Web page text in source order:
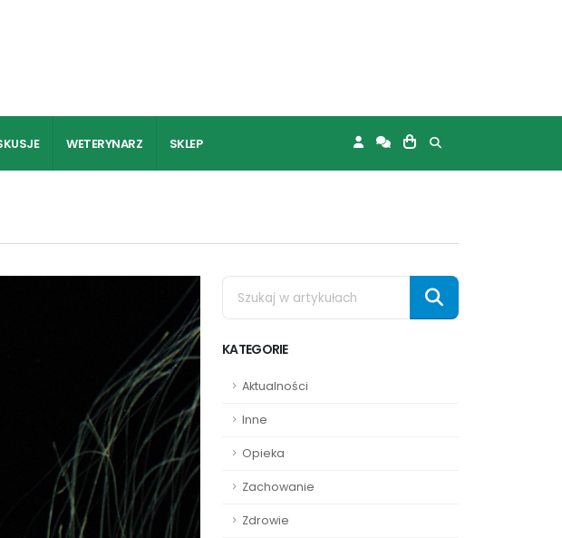
WETERYNARZ SKLEP
KATEGORIE
Aktualności
Inne
Opieka
Zachowanie
Zdrowie